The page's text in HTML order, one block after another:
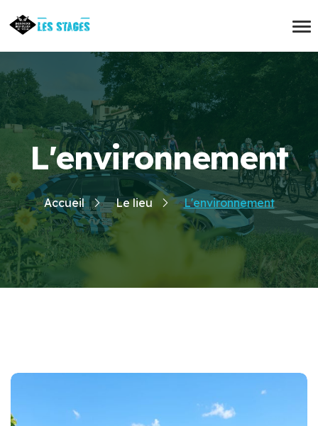
L'environnement
Accueil Le lieu L'environnement